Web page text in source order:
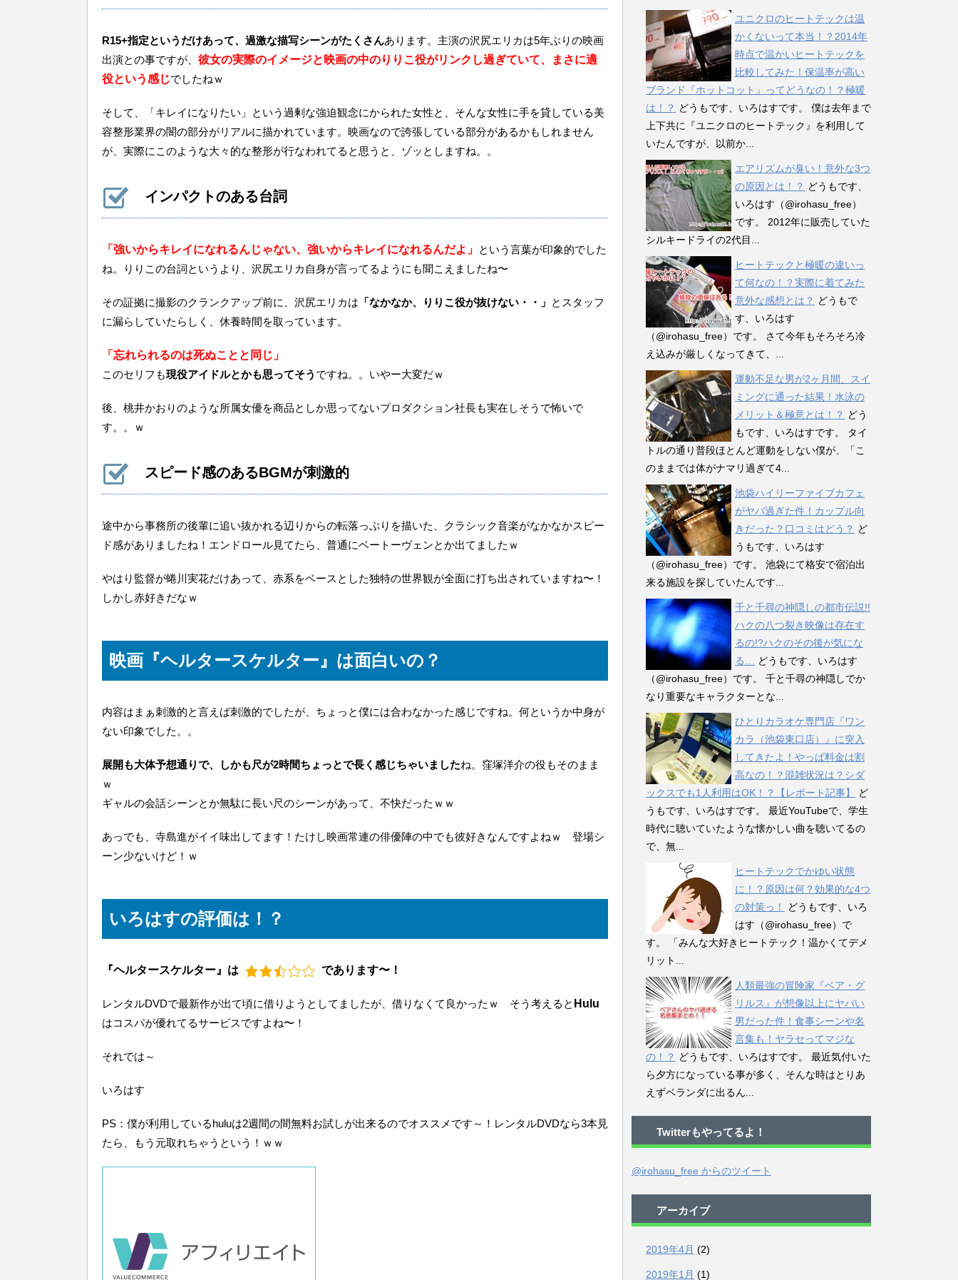
R15+指定というだけあって、過激な描写シーンがたくさんあります。主演の沢尻エリカは5年ぶりの映画
出演との事ですが、 彼女の実際のイメージと映画の中のりりこ役がリンクし過ぎていて、まさに適
役という感じでしたねｗ
そして、「キレイになりたい」という過剰な強迫観念にかられた女性と、そんな女性に手を貸している美
容整形業界の闇の部分がリアルに描かれています。映画なので誇張している部分があるかもしれません
が、実際にこのような大々的な整形が行なわれてると思うと、ゾッとしますね。。
インパクトのある台詞
「強いからキレイになれるんじゃない、強いからキレイになれるんだよ」 という言葉が印象的でした
ね。りりこの台詞というより、沢尻エリカ自身が言ってるようにも聞こえましたね〜
その証拠に撮影のクランクアップ前に、沢尻エリカは 「なかなか、りりこ役が抜けない・・」 とスタッフ
に漏らしていたらしく、休養時間を取っています。
「忘れられるのは死ぬことと同じ」
このセリフも現役アイドルとかも思ってそう ですね。。いやー大変だｗ
後、桃井かおりのような所属女優を商品としか思ってないプロダクション社長も実在しそうで怖いで
す。。ｗ
スピード感のあるBGMが刺激的
途中から事務所の後輩に追い抜かれる辺りからの転落っぷりを描いた、クラシック音楽がなかなかスピー
ド感がありましたね！エンドロール見てたら、普通にベートーヴェンとか出てましたｗ
やはり監督が蜷川実花だけあって、赤系をベースとした独特の世界観が全面に打ち出されていますね〜！
しかし赤好きだなｗ
映画『ヘルタースケルター』は面白いの？
内容はまぁ刺激的と言えば刺激的でしたが、ちょっと僕には合わなかった感じですね。何というか中身が
ない印象でした。。
展開も大体予想通りで、しかも尺が2時間ちょっとで長く感じちゃいましたね。窪塚洋介の役もそのまま
ｗ
ギャルの会話シーンとか無駄に長い尺のシーンがあって、不快だったｗｗ
あっでも、寺島進がイイ味出してます！たけし映画常連の俳優陣の中でも彼好きなんですよねｗ 登場シ
ーン少ないけど！ｗ
いろはすの評価は！？
『ヘルタースケルター』は であります〜！
レンタルDVDで最新作が出て頃に借りようとしてましたが、借りなくて良かったｗ そう考えると Hulu
はコスパが優れてるサービスですよね〜！
それでは～
いろはす
PS：僕が利用しているhuluは2週間の間無料お試しが出来るのでオススメです～！レンタルDVDなら3本見
たら、もう元取れちゃうという！ｗｗ
ユニクロのヒートテックは温
かくないって本当！？2014年
時点で温かいヒートテックを
比較してみた！保温率が高い
ブランド『ホットコット』ってどうなの！？極暖
は！？ どうもです、いろはすです。 僕は去年まで
上下共に『ユニクロのヒートテック』を利用して
いたんですが、以前か...
エアリズムが臭い！意外な3つ
の原因とは！？ どうもです、
いろはす（@irohasu_free）
です。 2012年に販売していた
シルキードライの2代目...
ヒートテックと極暖の違いっ
て何なの！？実際に着てみた
意外な感想とは？ どうもで
す、いろはす
（@irohasu_free）です。 さて今年もそろそろ冷
え込みが厳しくなってきて、...
運動不足な男が2ヶ月間、スイ
ミングに通った結果！水泳の
メリット＆極意とは！？ どう
もです、いろはすです。 タイ
トルの通り普段ほとんど運動をしない僕が、「こ
のままでは体がナマリ過ぎて4...
池袋ハイリーファイブカフェ
がヤバ過ぎた件！カップル向
きだった？口コミはどう？ ど
うもです、いろはす
（@irohasu_free）です。 池袋にて格安で宿泊出
来る施設を探していたんです...
千と千尋の神隠しの都市伝説!!
ハクの八つ裂き映像は存在す
るの!?ハクのその後が気にな
る…
どうもです、いろはす
（@irohasu_free）です。 千と千尋の神隠しでか
なり重要なキャラクターとな...
ひとりカラオケ専門店『ワン
カラ（池袋東口店）』に突入
してきたよ！やっぱ料金は割
高なの！？混雑状況は？シダ
ックスでも1人利用はOK！？【レポート記事】
ど
うもです、いろはすです。 最近YouTubeで、学生
時代に聴いていたような懐かしい曲を聴いてるの
で、無...
ヒートテックでかゆい状態
に！？原因は何？効果的な4つ
の対策っ！
どうもです、いろ
はす（@irohasu_free）で
す。 「みんな大好きヒートテック！温かくてデメ
リット...
人類最強の冒険家『ベア・グ
リルス』が想像以上にヤバい
男だった件！食事シーンや名
言集も！ヤラセってマジな
の！？ どうもです、いろはすです。 最近気付いた
ら夕方になっている事が多く、そんな時はとりあ
えずベランダに出るん...
Twitterもやってるよ！
@irohasu_free からのツイート
アーカイブ
2019年4月 (2)
2019年1月 (1)